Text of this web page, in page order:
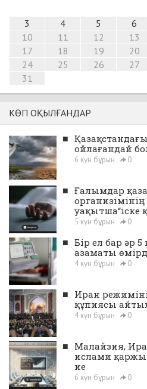
3
4 5 6
10
11 12 13
17
18 19 20
24
25 26 27
31
КӨП ОҚЫЛҒАНДАР
■
ойлағандай
6 күн бұрын 0
■ Ғалымдар
уақытша“іске
5 күн бұрын 0
■ Бір ел бар әр
азаматы
4 күн бұрын 0
■ Иран
құпиясы
4 күн бұрын 0
■ Малайзия,
ислами қаржы
ие
6 күн бұрын 0